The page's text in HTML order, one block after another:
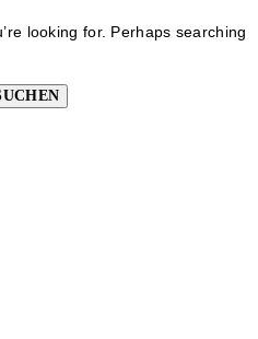
looking for. Perhaps searching